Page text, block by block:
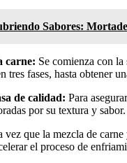
Sabores:
carne: Se comienza con
tres fases, hasta obtener
de calidad: Para
por su textura y
vez que la mezcla de
el proceso de